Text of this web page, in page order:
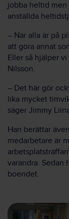
jobba heltid
anställda
– När alla är på
att göra annat
Eller så hjälper
Nilsson.
– Det här gör
lika mycket
säger Jimmy
Han berättar
medarbetare är
varandra. Sedan
boendet.